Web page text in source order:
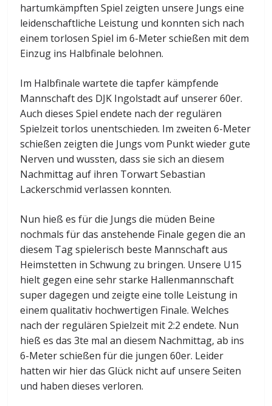
hartumkämpften Spiel zeigten unsere Jungs eine
leidenschaftliche Leistung und konnten sich nach
einem torlosen Spiel im 6-Meter schießen mit dem
Einzug ins Halbfinale belohnen.
Im Halbfinale wartete die tapfer kämpfende
Mannschaft des DJK Ingolstadt auf unserer 60er.
Auch dieses Spiel endete nach der regulären
Spielzeit torlos unentschieden. Im zweiten 6-Meter
schießen zeigten die Jungs vom Punkt wieder gute
Nerven und wussten, dass sie sich an diesem
Nachmittag auf ihren Torwart Sebastian
Lackerschmid verlassen konnten.
Nun hieß es für die Jungs die müden Beine
nochmals für das anstehende Finale gegen die an
diesem Tag spielerisch beste Mannschaft aus
Heimstetten in Schwung zu bringen. Unsere U15
hielt gegen eine sehr starke Hallenmannschaft
super dagegen und zeigte eine tolle Leistung in
einem qualitativ hochwertigen Finale. Welches
nach der regulären Spielzeit mit 2:2 endete. Nun
hieß es das 3te mal an diesem Nachmittag, ab ins
6-Meter schießen für die jungen 60er. Leider
hatten wir hier das Glück nicht auf unsere Seiten
und haben dieses verloren.